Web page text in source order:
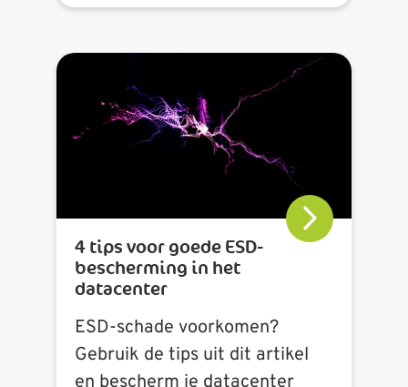
4 tips voor goede ESD-
bescherming in het
datacenter
ESD-schade voorkomen?
Gebruik de tips uit dit artikel
en bescherm je datacenter